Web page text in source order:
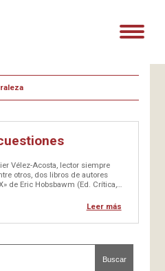
Vélez-Acosta, lector siempre
otros, dos libros de autores
de Eric Hobsbawm (Ed. Crítica,
2007), los cuales incorporé como…
Leer más
Buscar